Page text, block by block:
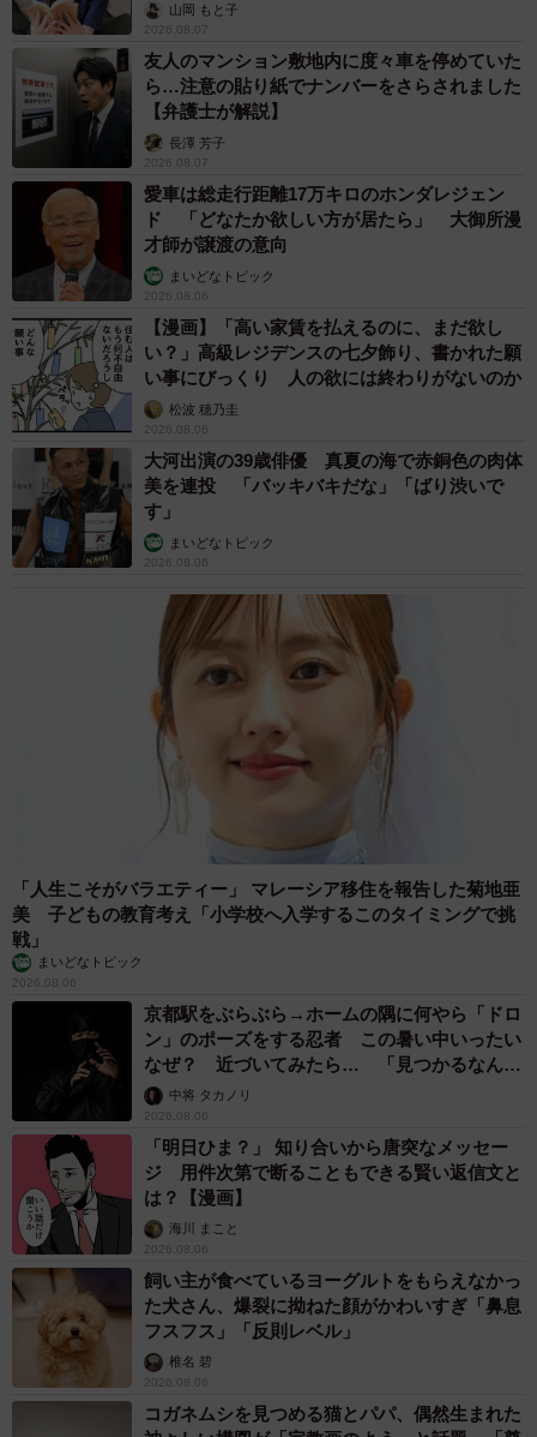
山岡 もと子
2026.08.07
友人のマンション敷地内に度々車を停めていた
ら…注意の貼り紙でナンバーをさらされました
【弁護士が解説】
長澤 芳子
2026.08.07
愛車は総走行距離17万キロのホンダレジェン
ド 「どなたか欲しい方が居たら」 大御所漫
才師が譲渡の意向
まいどなトピック
2026.08.06
【漫画】「高い家賃を払えるのに、まだ欲し
い？」高級レジデンスの七夕飾り、書かれた願
い事にびっくり 人の欲には終わりがないのか
松波 穂乃圭
2026.08.06
大河出演の39歳俳優 真夏の海で赤銅色の肉体
美を連投 「バッキバキだな」「ばり渋いで
す」
まいどなトピック
2026.08.06
「人生こそがバラエティー」 マレーシア移住を報告した菊地亜
美 子どもの教育考え「小学校へ入学するこのタイミングで挑
戦」
まいどなトピック
2026.08.06
京都駅をぶらぶら→ホームの隅に何やら「ドロ
ン」のポーズをする忍者 この暑い中いったい
なぜ？ 近づいてみたら… 「見つかるなんて
未熟」中将 タカノリ
2026.08.06
「明日ひま？」 知り合いから唐突なメッセー
ジ 用件次第で断ることもできる賢い返信文と
は？【漫画】
海川 まこと
2026.08.06
飼い主が食べているヨーグルトをもらえなかっ
た犬さん、爆裂に拗ねた顔がかわいすぎ「鼻息
フスフス」「反則レベル」
椎名 碧
2026.08.06
コガネムシを見つめる猫とパパ、偶然生まれた